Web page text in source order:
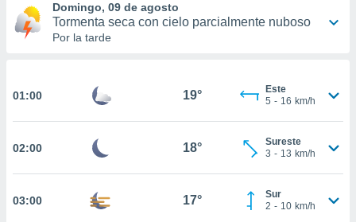
y
forma
ACEPTAR
Domingo, 09 de agosto
Tormenta seca con cielo parcialmente nuboso
Por la tarde
01:00 19°
Este
5 - 16 km/h
02:00 18°
Sureste
3 - 13 km/h
03:00 17°
Sur
2 - 10 km/h